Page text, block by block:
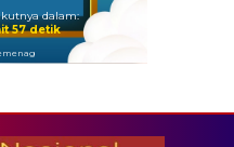
dalam:
56 detik